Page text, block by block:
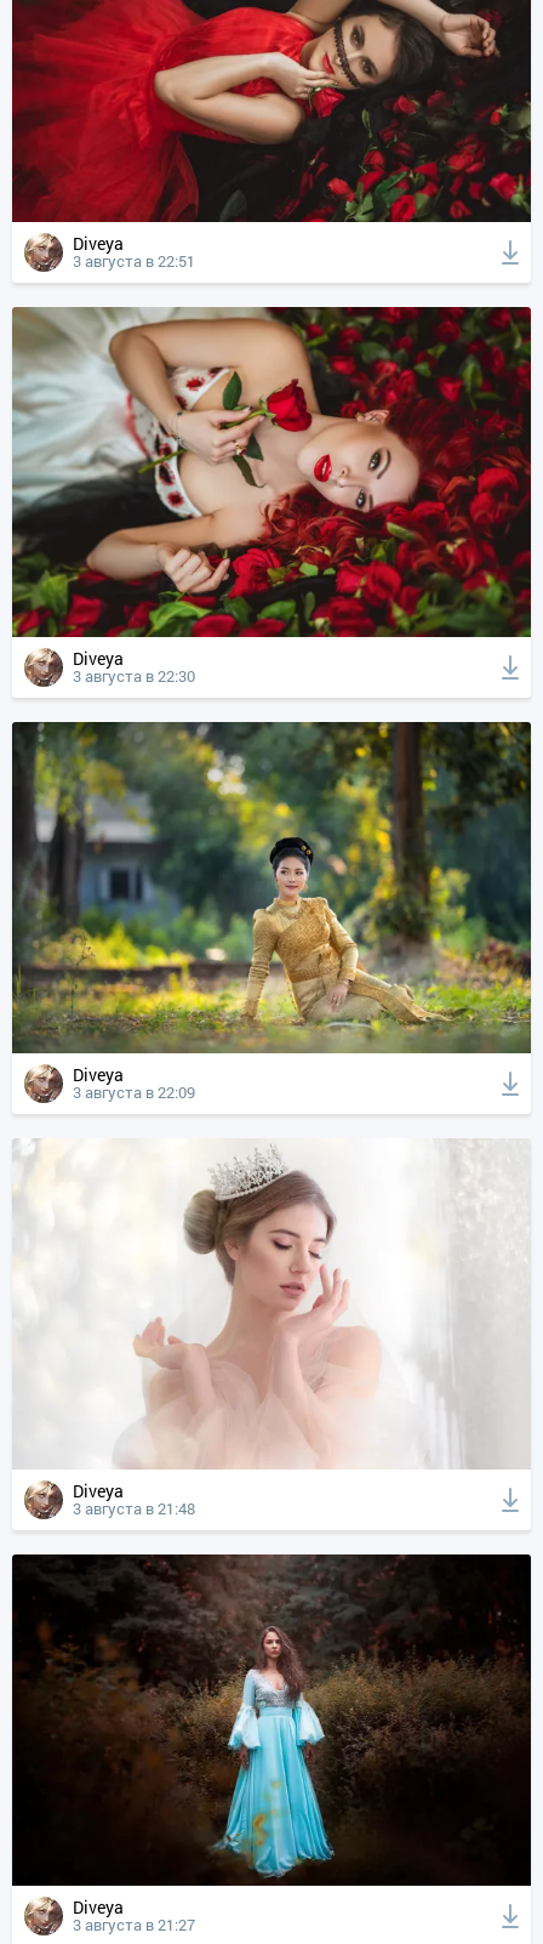
Diveya
3 августа в 22:51
Diveya
3 августа в 22:30
Diveya
3 августа в 22:09
Diveya
3 августа в 21:48
Diveya
3 августа в 21:27